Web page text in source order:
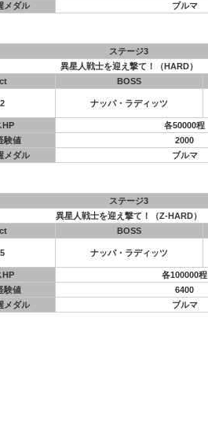
メダル
ブルマ
ステージ3
異星人戦士を迎え撃て！（HARD）
BOSS
ナッパ・ラディッツ
HP
各50000程
験値
2000
メダル
ブルマ
ステージ3
異星人戦士を迎え撃て！（Z-HARD）
BOSS
ナッパ・ラディッツ
HP
各100000程
験値
6400
メダル
ブルマ